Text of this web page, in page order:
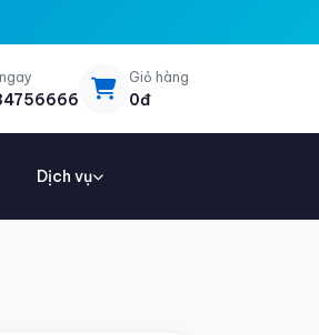
Giỏ hàng
0đ
Dịch vụ